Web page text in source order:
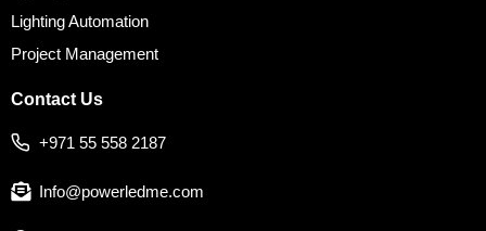
Lighting Automation
Project Management
Contact Us
+971 55 558 2187
Info@powerledme.com